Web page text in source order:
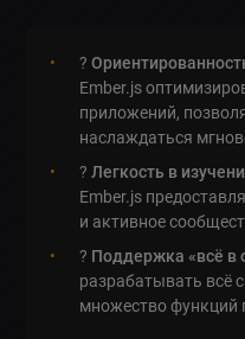
?
Ember.js
приложений,
наслаждаться
?Легкость в
Ember.js
и активное
?️ Поддержка «всё в
разрабатывать всё
множество функций